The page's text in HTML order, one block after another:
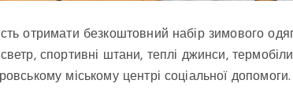
отримати безкоштовний набір зимового
спортивні штани, теплі джинси,
міському центрі соціальної допомоги.